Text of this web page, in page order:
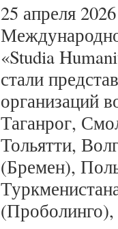
25 апреля
«Studia
стали
организаций
Таганрог,
Тольятти,
(Бремен),